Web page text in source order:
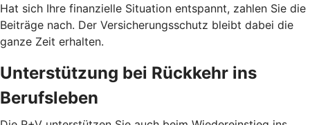
Hat sich Ihre finanzielle Situation entspannt, zahlen Sie die
Beiträge nach. Der Versicherungsschutz bleibt dabei die
ganze Zeit erhalten.
Unterstützung bei Rückkehr ins
Berufsleben